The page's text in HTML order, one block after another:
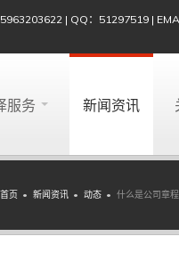
| QQ：51297519 |
服务 新闻资讯
首页 新闻资讯 动态 什么是公司章